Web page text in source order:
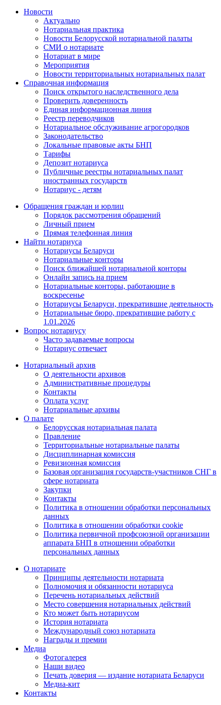
Новости
Актуально
Нотариальная практика
Новости Белорусской нотариальной палаты
СМИ о нотариате
Нотариат в мире
Мероприятия
Новости территориальных нотариальных палат
Справочная информация
Поиск открытого наследственного дела
Проверить доверенность
Единая информационная линия
Реестр переводчиков
Нотариальное обслуживание агрогородков
Законодательство
Локальные правовые акты БНП
Тарифы
Депозит нотариуса
Публичные реестры нотариальных палат
иностранных государств
Нотариус - детям
Обращения граждан и юрлиц
Порядок рассмотрения обращений
Личный прием
Прямая телефонная линия
Найти нотариуса
Нотариусы Беларуси
Нотариальные конторы
Поиск ближайшей нотариальной конторы
Онлайн запись на прием
Нотариальные конторы, работающие в
воскресенье
Нотариусы Беларуси, прекратившие деятельность
Нотариальные бюро, прекратившие работу с
1.01.2026
Вопрос нотариусу
Часто задаваемые вопросы
Нотариус отвечает
Нотариальный архив
О деятельности архивов
Административные процедуры
Контакты
Оплата услуг
Нотариальные архивы
О палате
Белорусская нотариальная палата
Правление
Территориальные нотариальные палаты
Дисциплинарная комиссия
Ревизионная комиссия
Базовая организация государств-участников СНГ в
сфере нотариата
Закупки
Контакты
Политика в отношении обработки персональных
данных
Политика в отношении обработки cookie
Политика первичной профсоюзной организации
аппарата БНП в отношении обработки
персональных данных
О нотариате
Принципы деятельности нотариата
Полномочия и обязанности нотариуса
Перечень нотариальных действий
Место совершения нотариальных действий
Кто может быть нотариусом
История нотариата
Международный союз нотариата
Награды и премии
Медиа
Фотогалерея
Наши видео
Печать доверия — издание нотариата Беларуси
Медиа-кит
Контакты